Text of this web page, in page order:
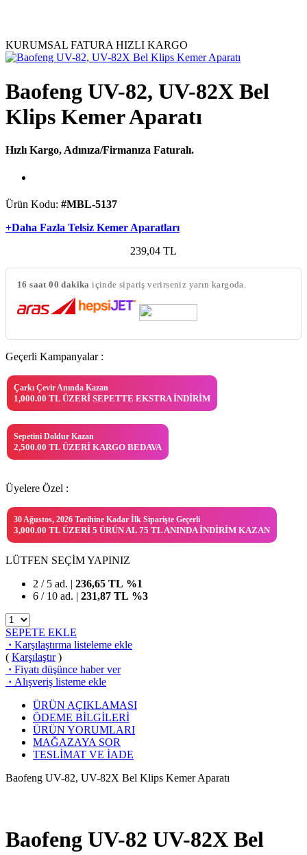
KURUMSAL FATURA HIZLI KARGO
Baofeng UV-82, UV-82X Bel
Klips Kemer Aparatı
Hızlı Kargo, Adınıza/Firmanıza Faturalı.
Ürün Kodu: #MBL-5137
+Daha Fazla Telsiz Kemer Aparatları
239,04 TL
16 saat 00 dakika içinde sipariş verirseniz yarın kargoda.
Geçerli Kampanyalar :
Çarkı Çevir Anında Kazan
1,000.00 TL ÜZERI SEPETTE EKSTRA İNDIRIM
Sepetini Doldur Kazan
2,500.00 TL ÜZERI KARGO BEDAVA
Üyelere Özel :
30 Ağustos, 2026 Tarihine Kadar İlk Siparişte Geçerli
3,000.00 TL ÜZERI 5 ÜRÜN AL 75 TL ANINDA İNDIRIM KAZAN
LÜTFEN SEÇİM YAPINIZ
2 / 5 ad. | 236,65 TL %1
6 / 10 ad. | 231,87 TL %3
SEPETE EKLE
· Karşılaştırma listeleme ekle
( Karşılaştır)
· Fiyatı düşünce haber ver
· Alışveriş listeme ekle
ÜRÜN AÇIKLAMASI
ÖDEME BİLGİLERİ
ÜRÜN YORUMLARI
MAĞAZAYA SOR
TESLİMAT VE İADE
Baofeng UV-82, UV-82X Bel Klips Kemer Aparatı
Baofeng UV-82 UV-82X Bel